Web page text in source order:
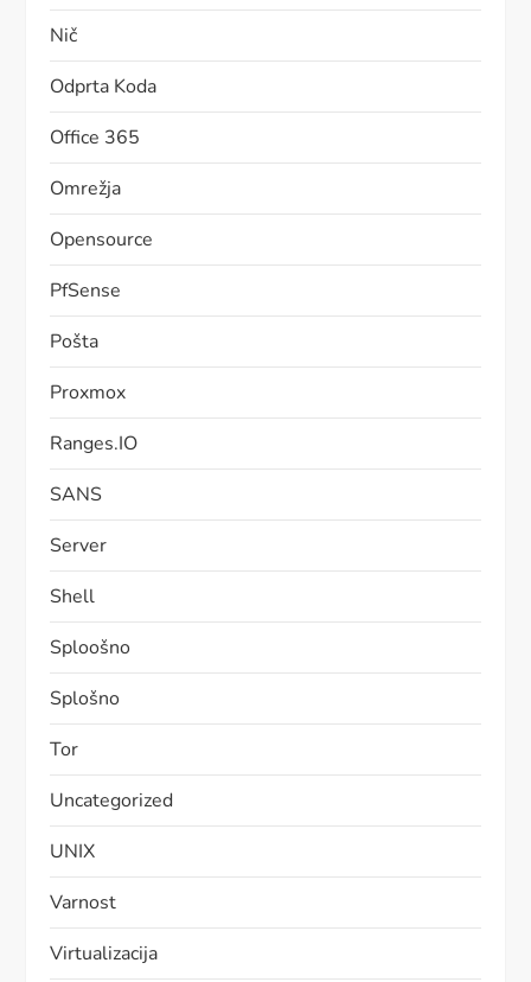
Nič
Odprta Koda
Office 365
Omrežja
Opensource
PfSense
Pošta
Proxmox
Ranges.IO
SANS
Server
Shell
Sploošno
Splošno
Tor
Uncategorized
UNIX
Varnost
Virtualizacija